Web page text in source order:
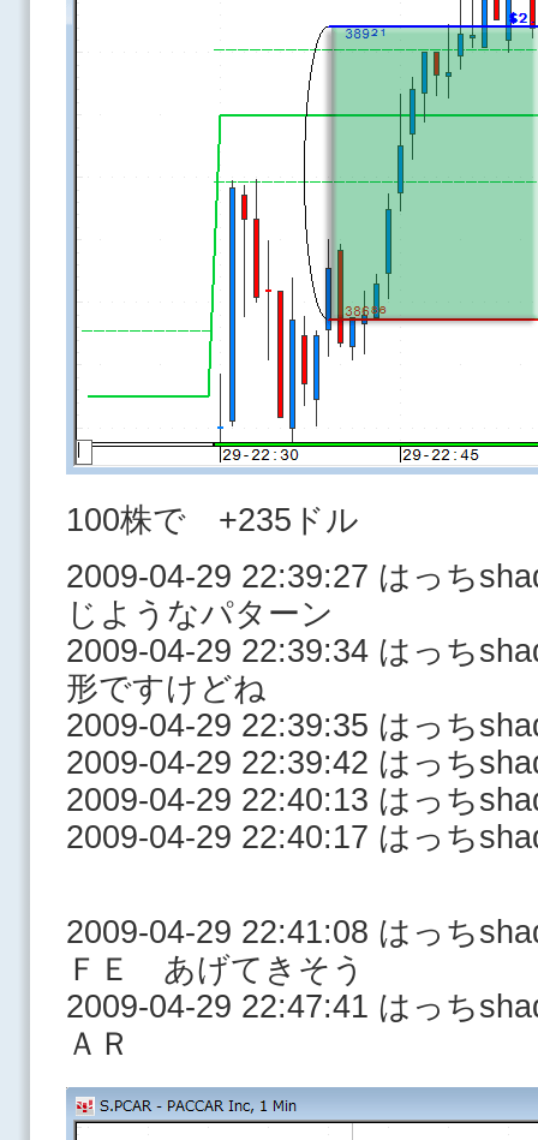
100株で +235ドル
2009-04-29 22:39:27 はっち
じようなパターン
2009-04-29 22:39:34 はっち
形ですけどね
2009-04-29 22:39:35 はっち
2009-04-29 22:39:42 はっち
2009-04-29 22:40:13 はっち
2009-04-29 22:40:17 はっち
2009-04-29 22:41:08 はっち
ＦＥ あげてきそう
2009-04-29 22:47:41 はっち
ＡＲ